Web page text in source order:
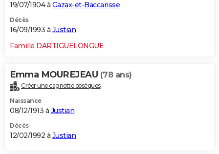
19/07/1904 à Gazax-et-Baccarisse
Décès
16/09/1993 à Justian
Famille DARTIGUELONGUE
Emma MOUREJEAU (78 ans)
Créer une cagnotte obsèques
Naissance
08/12/1913 à Justian
Décès
12/02/1992 à Justian